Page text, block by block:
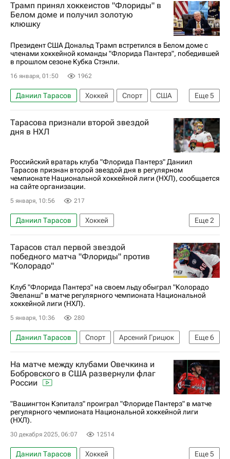
Вашингтон Кэпиталз
Флорида Пантерз
Александр Овечкин
Трамп принял хоккеистов "Флориды" в
Белом доме и получил золотую
клюшку
Президент США Дональд Трамп встретился в Белом доме с
членами хоккейной команды "Флорида Пантерз", победившей
в прошлом сезоне Кубка Стэнли.
16 января, 01:50 1962
Еще5
Даниил Тарасов Хоккей Спорт
США
Александр Барков
Сергей Бобровский
Флорида Пантерз
Кубок Стэнли
Тарасова признали второй звездой
дня в НХЛ
Российский вратарь клуба "Флорида Пантерз" Даниил
Тарасов признан второй звездой дня в регулярном
чемпионате Национальной хоккейной лиги (НХЛ), сообщается
на сайте организации.
5 января, 10:56 217
Еще2
Даниил Тарасов
Хоккей
Флорида Пантерз
Национальная хоккейная лига (НХЛ)
Тарасов стал первой звездой
победного матча "Флориды" против
"Колорадо"
Клуб "Флорида Пантерз" на своем льду обыграл "Колорадо
Эвеланш" в матче регулярного чемпионата Национальной
хоккейной лиги (НХЛ).
5 января, 10:36 280
Еще6
Даниил Тарасов Спорт
Арсений Грицюк
Аарон Экблад
Арттури Лехконен
Флорида Пантерз
Колорадо Эвеланш
Каролина Харрикейнз
Национальная хоккейная лига (НХЛ)
На матче между клубами Овечкина и
Бобровского в США развернули флаг
России
"Вашингтон Кэпиталз" проиграл "Флориде Пантерз" в матче
регулярного чемпионата Национальной хоккейной лиги
(НХЛ).
30 декабря 2025, 06:07 12514
Еще5
Даниил Тарасов Хоккей